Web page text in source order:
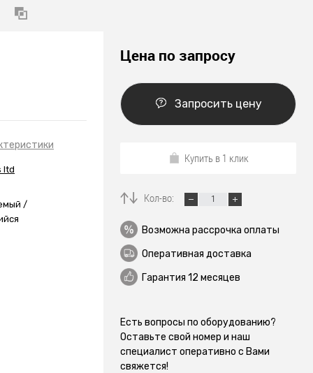
ltd
/
Цена по запросу
Запросить цену
Купить в 1 клик
Кол-во:
Возможна рассрочка оплаты
Оперативная доставка
Гарантия 12 месяцев
Есть вопросы по оборудованию?
Оставьте свой номер и наш
специалист оперативно с Вами
свяжется!